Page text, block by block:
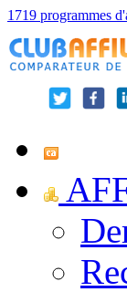
1719 programmes